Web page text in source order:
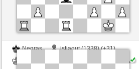
Negras
istjagut (1338) (+31)